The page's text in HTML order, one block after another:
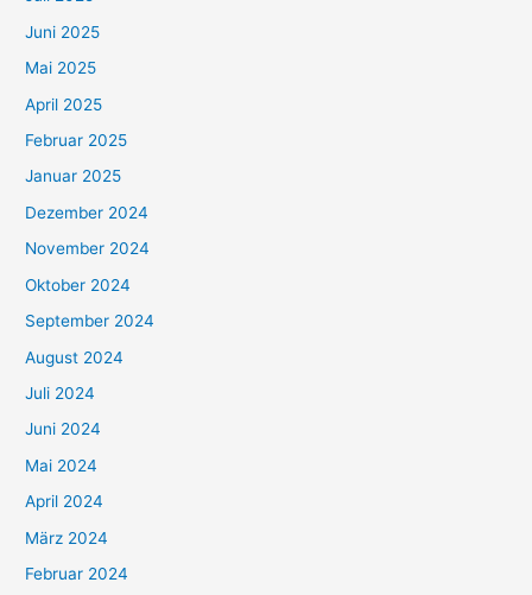
Juni 2025
Mai 2025
April 2025
Februar 2025
Januar 2025
Dezember 2024
November 2024
Oktober 2024
September 2024
August 2024
Juli 2024
Juni 2024
Mai 2024
April 2024
März 2024
Februar 2024